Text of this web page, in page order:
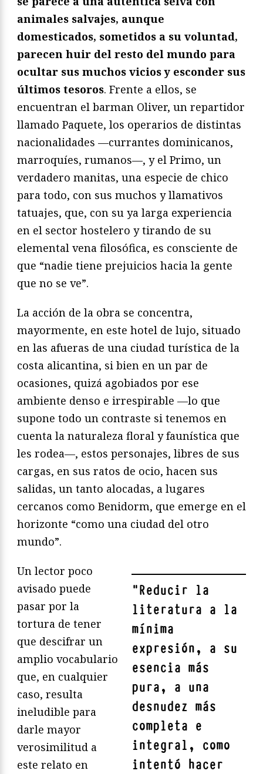
animales salvajes, aunque
domesticados, sometidos a su voluntad,
parecen huir del resto del mundo para
ocultar sus muchos vicios y esconder sus
últimos tesoros. Frente a ellos, se
encuentran el barman Oliver, un repartidor
llamado Paquete, los operarios de distintas
nacionalidades —currantes dominicanos,
marroquíes, rumanos—, y el Primo, un
verdadero manitas, una especie de chico
para todo, con sus muchos y llamativos
tatuajes, que, con su ya larga experiencia
en el sector hostelero y tirando de su
elemental vena filosófica, es consciente de
que “nadie tiene prejuicios hacia la gente
que no se ve”.
La acción de la obra se concentra,
mayormente, en este hotel de lujo, situado
en las afueras de una ciudad turística de la
costa alicantina, si bien en un par de
ocasiones, quizá agobiados por ese
ambiente denso e irrespirable —lo que
supone todo un contraste si tenemos en
cuenta la naturaleza floral y faunística que
les rodea—, estos personajes, libres de sus
cargas, en sus ratos de ocio, hacen sus
salidas, un tanto alocadas, a lugares
cercanos como Benidorm, que emerge en el
horizonte “como una ciudad del otro
mundo”.
"Reducir la
literatura a la
mínima
expresión, a su
esencia más
pura, a una
desnudez más
completa e
integral, como
intentó hacer
Un lector poco
avisado puede
pasar por la
tortura de tener
que descifrar un
amplio vocabulario
que, en cualquier
caso, resulta
ineludible para
darle mayor
verosimilitud a
este relato en